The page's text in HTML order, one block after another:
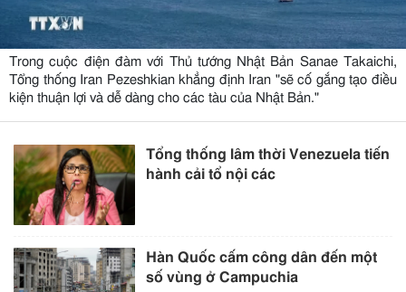
Trong cuộc điện đàm với Thủ tướng Nhật Bản Sanae Takaichi,
Tổng thống Iran Pezeshkian khẳng định Iran "sẽ cố gắng tạo điều
kiện thuận lợi và dễ dàng cho các tàu của Nhật Bản."
Tổng thống lâm thời Venezuela tiến
hành cải tổ nội các
Hàn Quốc cấm công dân đến một
số vùng ở Campuchia